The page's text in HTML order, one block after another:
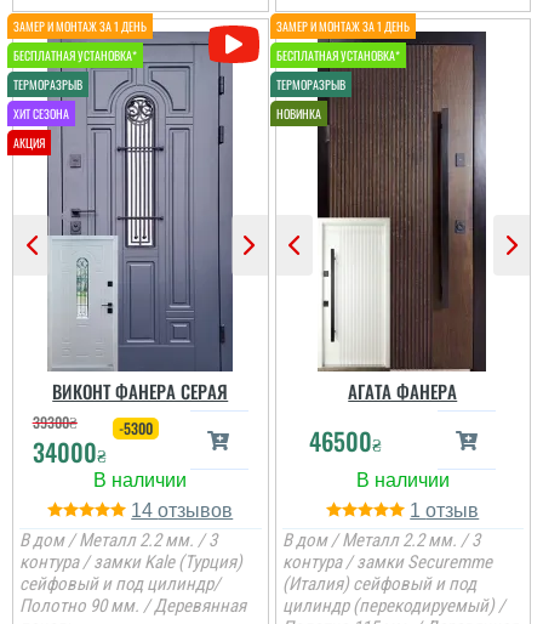
двері в будинок, а вони
виглядають в рази
дороще.
читати всі відгуки
ВИКОНТ ФАНЕРА СЕРАЯ
39300₴
34000₴
-5300
14
В дом / Металл 2.2 мм. / 3
контура / замки Kale (Турция)
сейфовый и под цилиндр/
Полотно 90 мм. / Деревянная
АГАТА ФАНЕРА
46500₴
1
В дом / Металл 2.2 мм. / 3
контура / замки Securemme
(Италия) сейфовый и под
цилиндр (перекодируемый) /